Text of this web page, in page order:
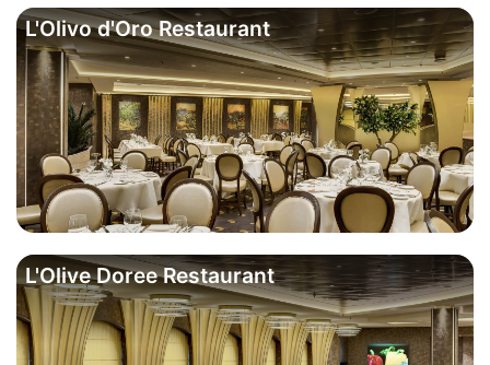
L'Olivo d'Oro Restaurant
L'Olive Doree Restaurant